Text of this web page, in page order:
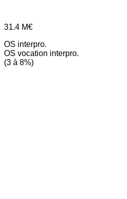
31.4 M€
OS interpro.
OS vocation interpro.
(3 à 8%)